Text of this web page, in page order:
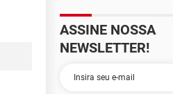
ASSINE NOSSA
NEWSLETTER!